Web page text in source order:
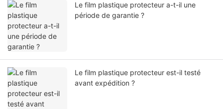
Le film plastique protecteur a-t-il une
période de garantie ?
Le film plastique protecteur est-il testé
avant expédition ?